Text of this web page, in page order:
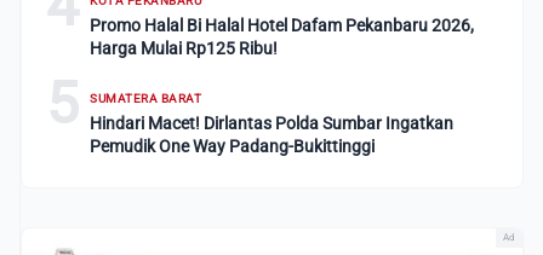
Promo Halal Bi Halal Hotel Dafam Pekanbaru 2026,
Harga Mulai Rp125 Ribu!
5 SUMATERA BARAT
Hindari Macet! Dirlantas Polda Sumbar Ingatkan
Pemudik One Way Padang-Bukittinggi
Ad